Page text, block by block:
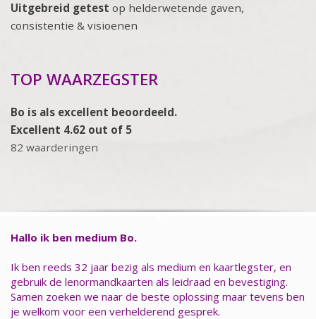
Uitgebreid getest op helderwetende gaven,
consistentie & visioenen
TOP WAARZEGSTER
Bo is als excellent beoordeeld.
Excellent 4.62 out of 5
82 waarderingen
Hallo ik ben medium Bo.
Ik ben reeds 32 jaar bezig als medium en kaartlegster, en
gebruik de lenormandkaarten als leidraad en bevestiging.
Samen zoeken we naar de beste oplossing maar tevens ben
je welkom voor een verhelderend gesprek.